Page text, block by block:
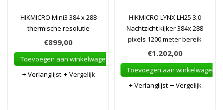
HIKMICRO Mini3 384 x 288
thermische resolutie
€899,00
Toevoegen aan winkelwagen
Verlanglijst
Vergelijk
HIKMICRO LYNX LH25 3.0
Nachtzicht kijker 384x 288
pixels 1200 meter bereik
€1.202,00
Toevoegen aan winkelwagen
Verlanglijst
Vergelijk